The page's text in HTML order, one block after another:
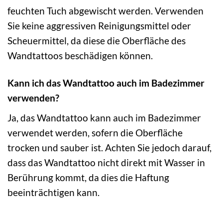
feuchten Tuch abgewischt werden. Verwenden
Sie keine aggressiven Reinigungsmittel oder
Scheuermittel, da diese die Oberfläche des
Wandtattoos beschädigen können.
Kann ich das Wandtattoo auch im Badezimmer
verwenden?
Ja, das Wandtattoo kann auch im Badezimmer
verwendet werden, sofern die Oberfläche
trocken und sauber ist. Achten Sie jedoch darauf,
dass das Wandtattoo nicht direkt mit Wasser in
Berührung kommt, da dies die Haftung
beeinträchtigen kann.